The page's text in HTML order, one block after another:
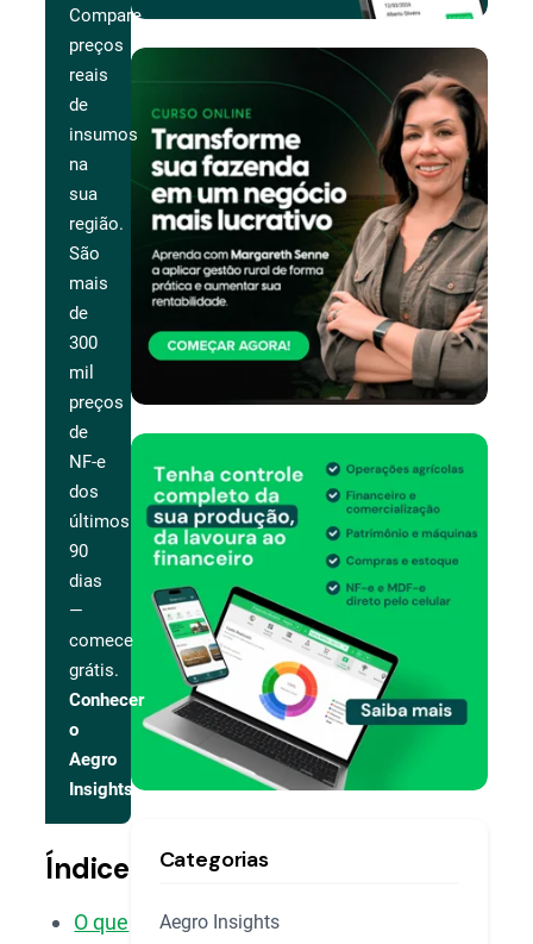
Compare
preços
reais
de
insumos
na
sua
região.
São
mais
de
300
mil
preços
de
NF-e
dos
últimos
90
dias
—
comece
grátis.
Conhecer
o
Aegro
Insights
Índice
O que
Categorias
Aegro Insights